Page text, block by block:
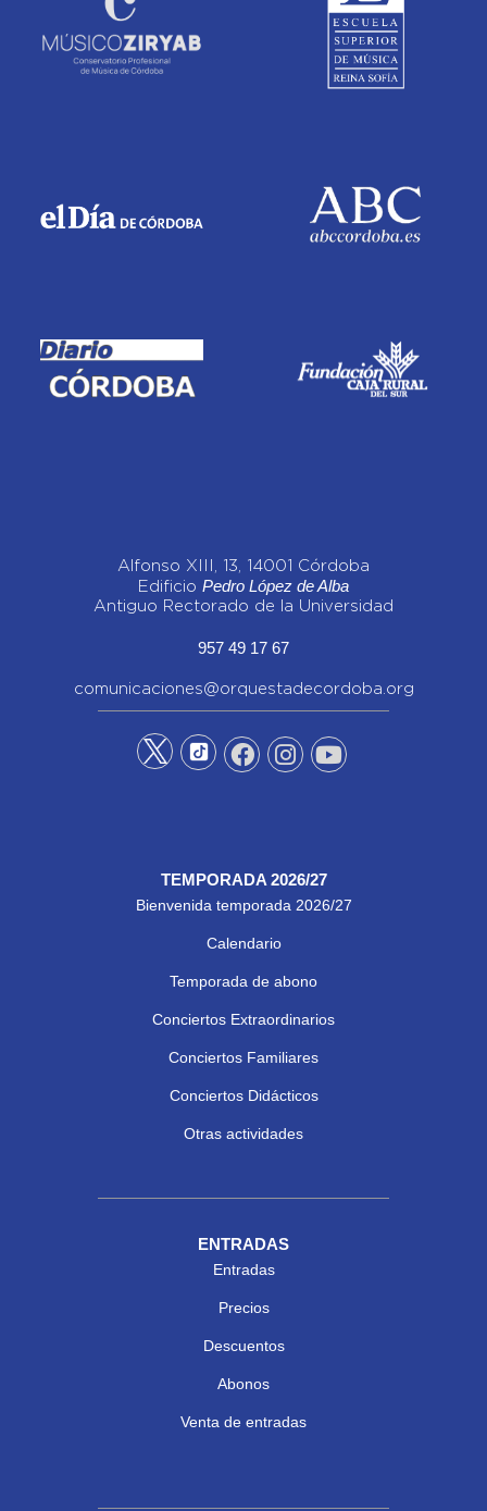
Alfonso XIII, 13, 14001 Córdoba
Edificio Pedro López de Alba
Antiguo Rectorado de la Universidad
957 49 17 67
comunicaciones@orquestadecordoba.org
TEMPORADA 2026/27
Bienvenida temporada 2026/27
Calendario
Temporada de abono
Conciertos Extraordinarios
Conciertos Familiares
Conciertos Didácticos
Otras actividades
ENTRADAS
Entradas
Precios
Descuentos
Abonos
Venta de entradas